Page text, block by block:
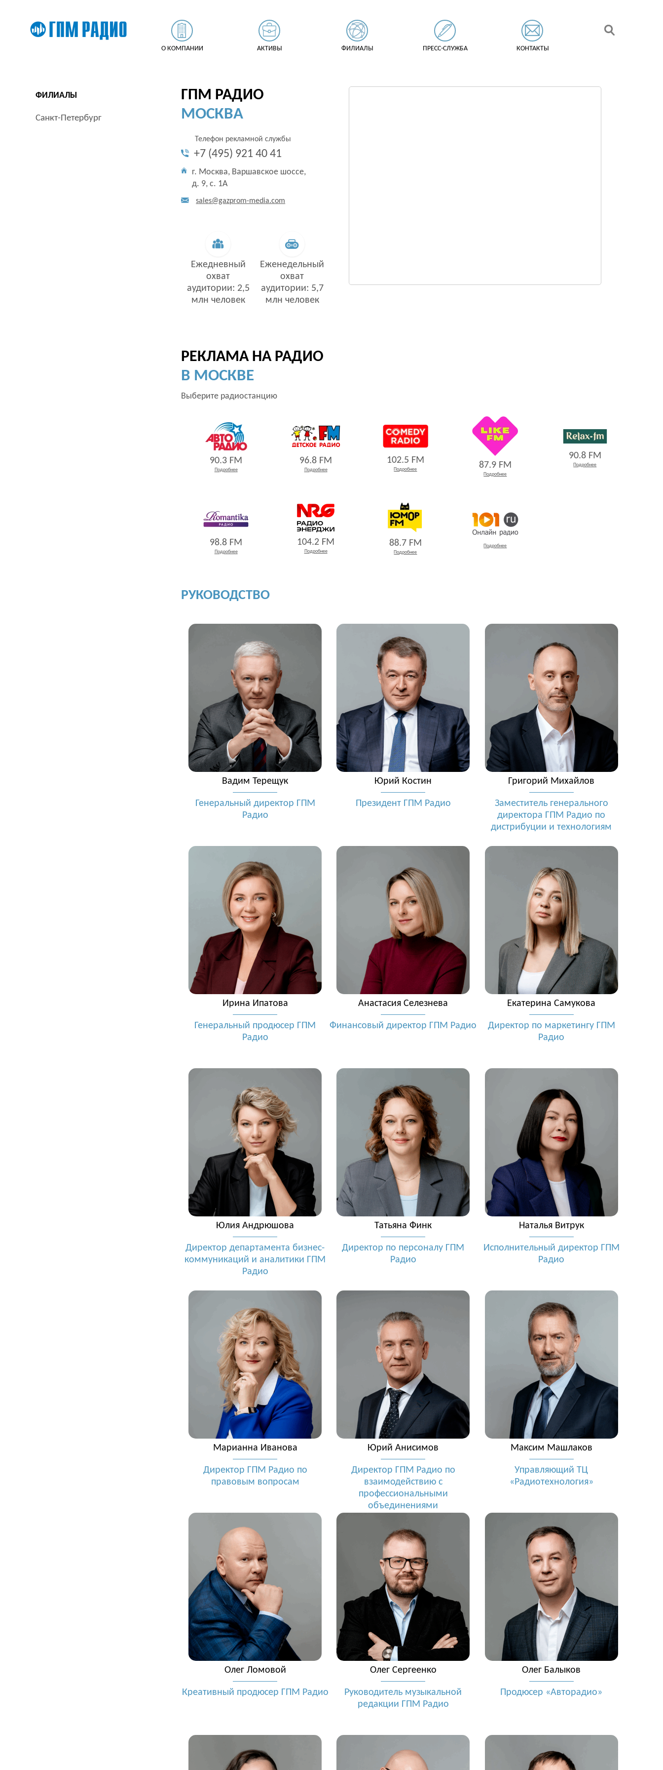
О КОМПАНИИ АКТИВЫ ФИЛИАЛЫ ПРЕСС-СЛУЖБА КОНТАКТЫ
ФИЛИАЛЫ
Санкт-Петербург
ГПМ РАДИО
МОСКВА
Телефон рекламной службы
+7 (495) 921 40 41
г. Москва, Варшавское шоссе,
д. 9, с. 1А
sales@gazprom-media.com
Ежедневный
охват
аудитории: 2,5
млн человек
Еженедельный
охват
аудитории: 5,7
млн человек
РЕКЛАМА НА РАДИО
В МОСКВЕ
Выберите радиостанцию
90.3 FM
Подробнее
96.8 FM
Подробнее
102.5 FM
Подробнее 87.9 FM
Подробнее
90.8 FM
Подробнее
98.8 FM
Подробнее
104.2 FM
Подробнее
88.7 FM
Подробнее
Подробнее
РУКОВОДСТВО
Вадим Терещук
Генеральный директор ГПМ
Радио
Юрий Костин
Президент ГПМ Радио
Григорий Михайлов
Заместитель генерального
директора ГПМ Радио по
дистрибуции и технологиям
Ирина Ипатова
Генеральный продюсер ГПМ
Радио
Анастасия Селезнева
Финансовый директор ГПМ Радио
Екатерина Самукова
Директор по маркетингу ГПМ
Радио
Юлия Андрюшова
Директор департамента бизнес-
коммуникаций и аналитики ГПМ
Радио
Татьяна Финк
Директор по персоналу ГПМ
Радио
Наталья Витрук
Исполнительный директор ГПМ
Радио
Марианна Иванова
Директор ГПМ Радио по
правовым вопросам
Юрий Анисимов
Директор ГПМ Радио по
взаимодействию с
профессиональными
объединениями
Максим Машлаков
Управляющий ТЦ
«Радиотехнология»
Олег Ломовой
Креативный продюсер ГПМ Радио
Олег Сергеенко
Руководитель музыкальной
редакции ГПМ Радио
Олег Балыков
Продюсер «Авторадио»